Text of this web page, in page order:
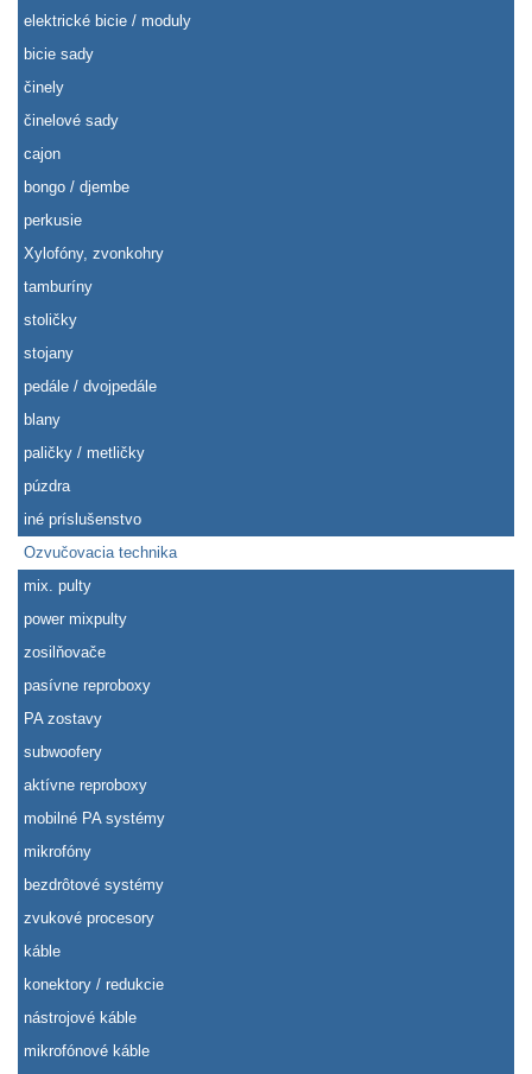
elektrické bicie / moduly
bicie sady
činely
činelové sady
cajon
bongo / djembe
perkusie
Xylofóny, zvonkohry
tamburíny
stoličky
stojany
pedále / dvojpedále
blany
paličky / metličky
púzdra
iné príslušenstvo
Ozvučovacia technika
mix. pulty
power mixpulty
zosilňovače
pasívne reproboxy
PA zostavy
subwoofery
aktívne reproboxy
mobilné PA systémy
mikrofóny
bezdrôtové systémy
zvukové procesory
káble
konektory / redukcie
nástrojové káble
mikrofónové káble